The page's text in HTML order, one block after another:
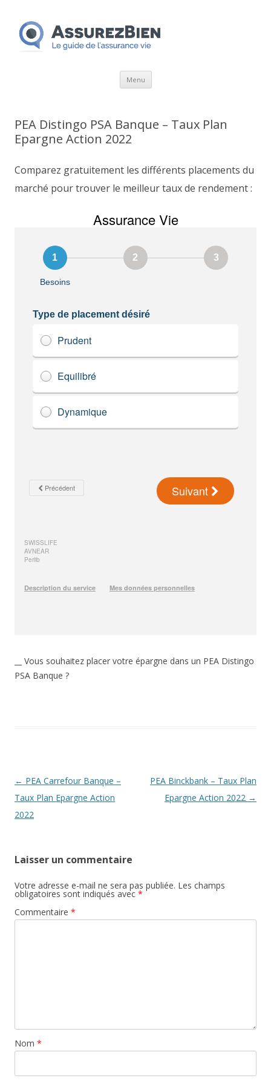
Menu Aller
PEA Distingo PSA Banque – Taux Plan
Epargne Action 2022
Comparez gratuitement les différents placements du
marché pour trouver le meilleur taux de rendement :
__ Vous souhaitez placer votre épargne dans un PEA Distingo
PSA Banque ?
Navigation
des
articles
← PEA Carrefour Banque –
Taux Plan Epargne Action
2022
PEA Binckbank – Taux Plan
Epargne Action 2022 →
Laisser un commentaire
Votre adresse e-mail ne sera pas publiée. Les champs
obligatoires sont indiqués avec *
Commentaire *
Nom *